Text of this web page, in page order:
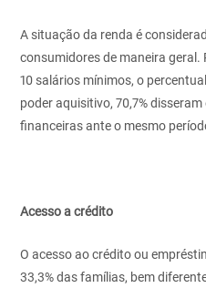
A situação da renda é
consumidores de maneira
10 salários mínimos, o
poder aquisitivo, 70,7%
financeiras ante o mesmo
Acesso a crédito
O acesso ao crédito ou
33,3% das famílias, bem